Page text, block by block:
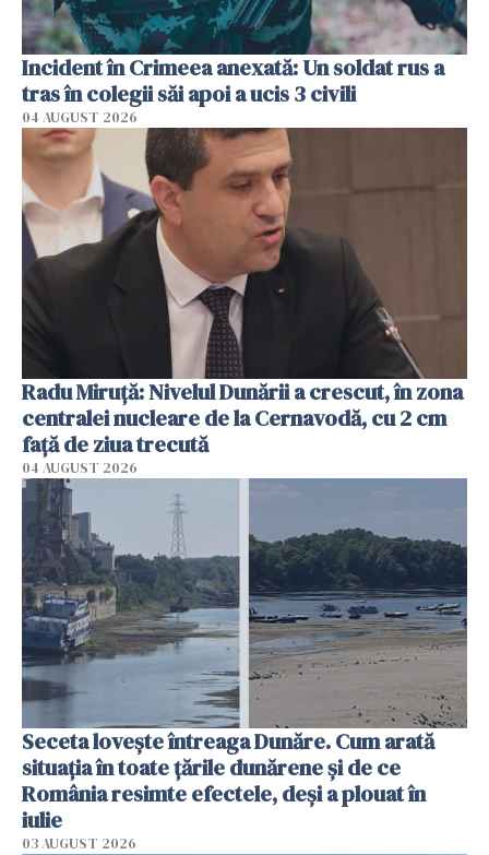
Incident în Crimeea anexată: Un soldat rus a
tras în colegii săi apoi a ucis 3 civili
04 AUGUST 2026
Radu Miruţă: Nivelul Dunării a crescut, în zona
centralei nucleare de la Cernavodă, cu 2 cm
faţă de ziua trecută
04 AUGUST 2026
Seceta lovește întreaga Dunăre. Cum arată
situația în toate țările dunărene și de ce
România resimte efectele, deși a plouat în
iulie
03 AUGUST 2026